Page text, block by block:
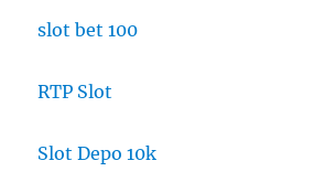
slot bet 100
RTP Slot
Slot Depo 10k